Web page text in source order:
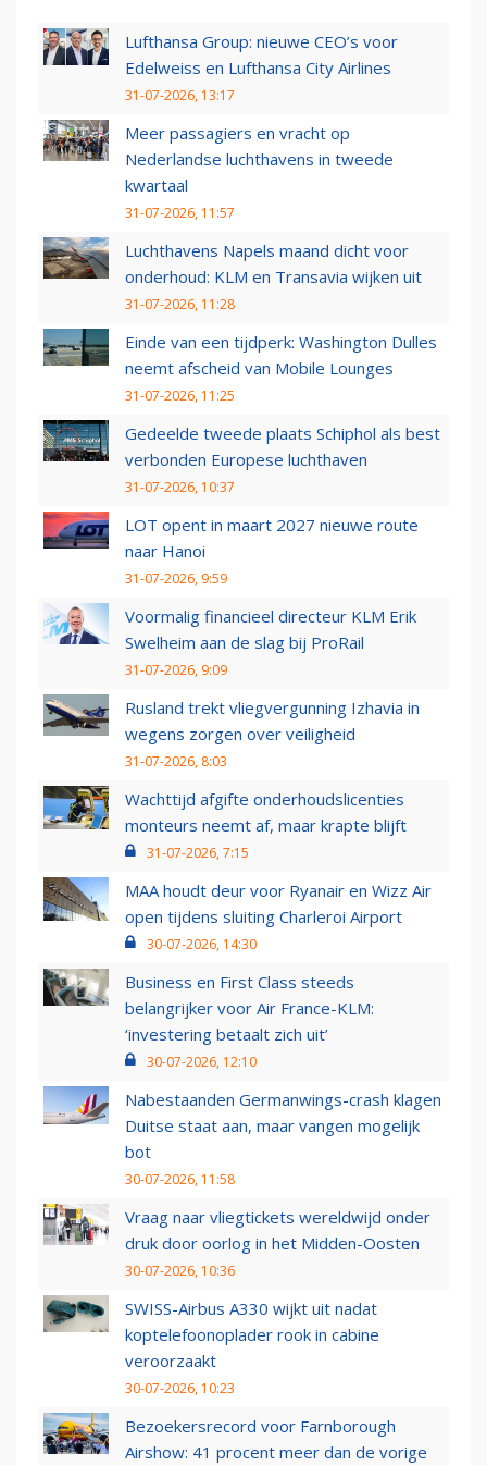
Lufthansa Group: nieuwe CEO’s voor
Edelweiss en Lufthansa City Airlines
31-07-2026, 13:17
Meer passagiers en vracht op
Nederlandse luchthavens in tweede
kwartaal
31-07-2026, 11:57
Luchthavens Napels maand dicht voor
onderhoud: KLM en Transavia wijken uit
31-07-2026, 11:28
Einde van een tijdperk: Washington Dulles
neemt afscheid van Mobile Lounges
31-07-2026, 11:25
Gedeelde tweede plaats Schiphol als best
verbonden Europese luchthaven
31-07-2026, 10:37
LOT opent in maart 2027 nieuwe route
naar Hanoi
31-07-2026, 9:59
Voormalig financieel directeur KLM Erik
Swelheim aan de slag bij ProRail
31-07-2026, 9:09
Rusland trekt vliegvergunning Izhavia in
wegens zorgen over veiligheid
31-07-2026, 8:03
Wachttijd afgifte onderhoudslicenties
monteurs neemt af, maar krapte blijft
31-07-2026, 7:15
MAA houdt deur voor Ryanair en Wizz Air
open tijdens sluiting Charleroi Airport
30-07-2026, 14:30
Business en First Class steeds
belangrijker voor Air France-KLM:
‘investering betaalt zich uit’
30-07-2026, 12:10
Nabestaanden Germanwings-crash klagen
Duitse staat aan, maar vangen mogelijk
bot
30-07-2026, 11:58
Vraag naar vliegtickets wereldwijd onder
druk door oorlog in het Midden-Oosten
30-07-2026, 10:36
SWISS-Airbus A330 wijkt uit nadat
koptelefoonoplader rook in cabine
veroorzaakt
30-07-2026, 10:23
Bezoekersrecord voor Farnborough
Airshow: 41 procent meer dan de vorige